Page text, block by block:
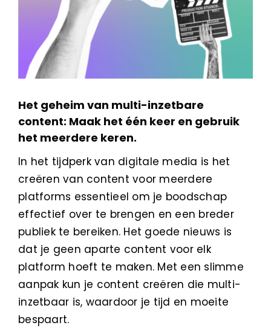
Het geheim van multi-inzetbare
content: Maak het één keer en gebruik
het meerdere keren.
In het tijdperk van digitale media is het
creëren van content voor meerdere
platforms essentieel om je boodschap
effectief over te brengen en een breder
publiek te bereiken. Het goede nieuws is
dat je geen aparte content voor elk
platform hoeft te maken. Met een slimme
aanpak kun je content creëren die multi-
inzetbaar is, waardoor je tijd en moeite
bespaart.